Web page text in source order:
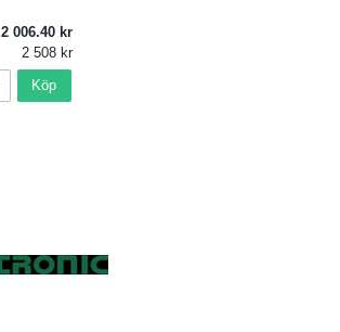
2 006.40
2 508
Köp